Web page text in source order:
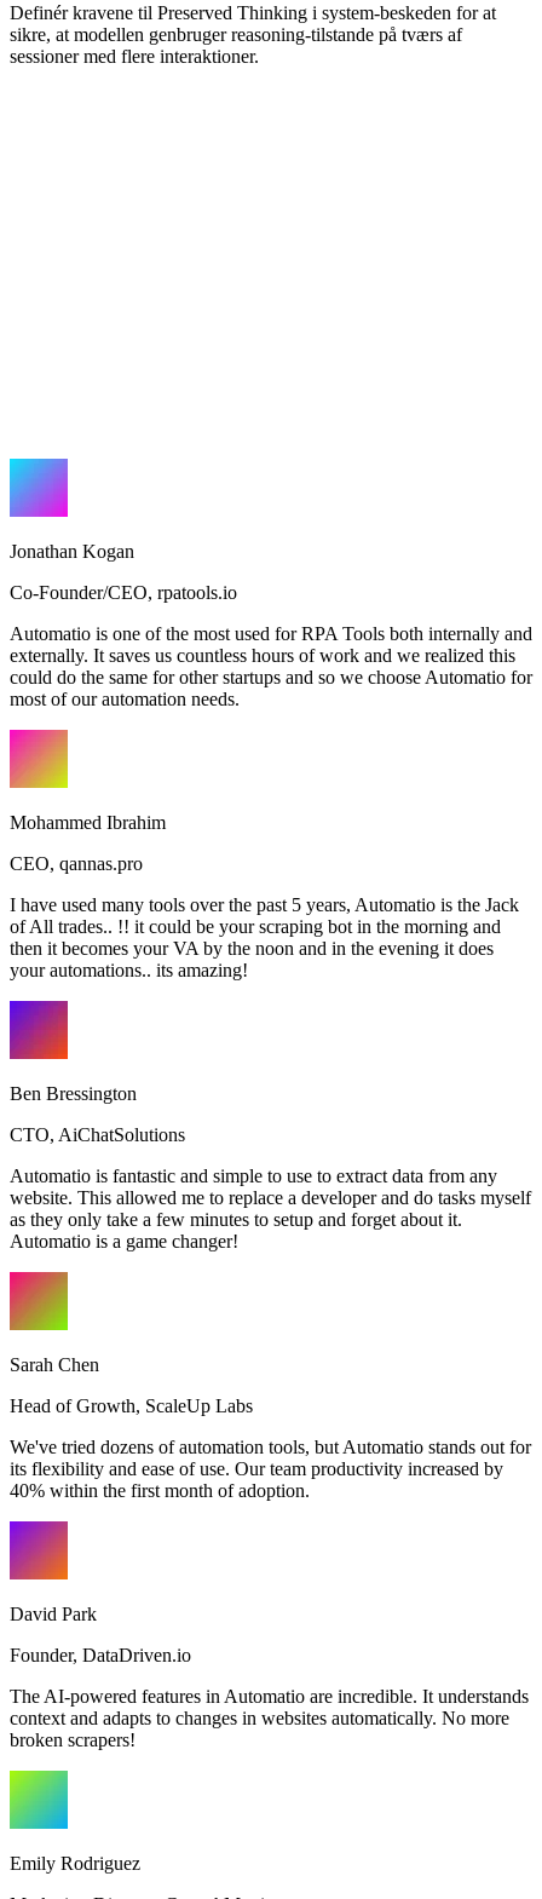
Definér kravene til Preserved Thinking i system-beskeden for at
sikre, at modellen genbruger reasoning-tilstande på tværs af
sessioner med flere interaktioner.
Jonathan Kogan
Co-Founder/CEO, rpatools.io
Automatio is one of the most used for RPA Tools both internally and
externally. It saves us countless hours of work and we realized this
could do the same for other startups and so we choose Automatio for
most of our automation needs.
Mohammed Ibrahim
CEO, qannas.pro
I have used many tools over the past 5 years, Automatio is the Jack
of All trades.. !! it could be your scraping bot in the morning and
then it becomes your VA by the noon and in the evening it does
your automations.. its amazing!
Ben Bressington
CTO, AiChatSolutions
Automatio is fantastic and simple to use to extract data from any
website. This allowed me to replace a developer and do tasks myself
as they only take a few minutes to setup and forget about it.
Automatio is a game changer!
Sarah Chen
Head of Growth, ScaleUp Labs
We've tried dozens of automation tools, but Automatio stands out for
its flexibility and ease of use. Our team productivity increased by
40% within the first month of adoption.
David Park
Founder, DataDriven.io
The AI-powered features in Automatio are incredible. It understands
context and adapts to changes in websites automatically. No more
broken scrapers!
Emily Rodriguez